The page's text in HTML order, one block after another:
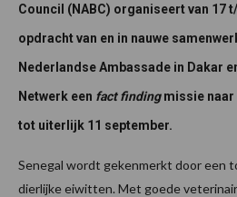
Council (NABC) organiseert van 17
opdracht van en in nauwe
Nederlandse Ambassade in Dakar
Netwerk een fact findingmissie naar
tot uiterlijk 11 september.
Senegal wordt gekenmerkt door een
dierlijke eiwitten. Met goede